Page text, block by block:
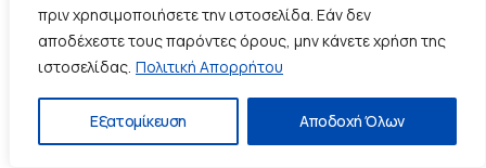
πριν χρησιμοποιήσετε την ιστοσελίδα. Εάν δεν
αποδέχεστε τους παρόντες όρους, μην κάνετε χρήση της
ιστοσελίδας. Πολιτική Απορρήτου
Εξατομίκευση Αποδοχή Όλων
Ανασχηματισμός λόγω ΟΠΕΚΕΠΕ: Σχοινάς,
Λαζαρίδης και Τουρνάς στην κυβέρνηση